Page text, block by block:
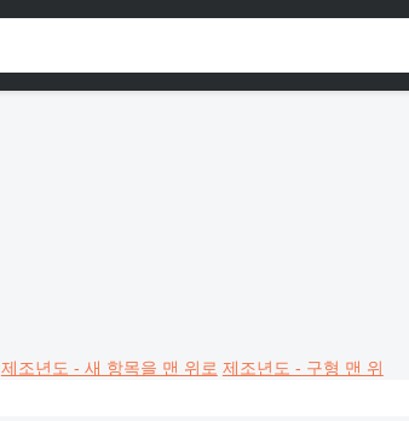
제조년도 - 새 항목을 맨 위로 제조년도 - 구형 맨 위